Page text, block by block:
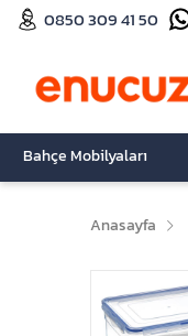
0850 309 41 50
Bahçe Mobilyaları
Anasayfa